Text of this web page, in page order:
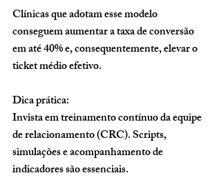
Clínicas que adotam esse modelo
conseguem aumentar a taxa de conversão
em até 40% e, consequentemente, elevar o
ticket médio efetivo.
Dica prática:
Invista em treinamento contínuo da equipe
de relacionamento (CRC). Scripts,
simulações e acompanhamento de
indicadores são essenciais.